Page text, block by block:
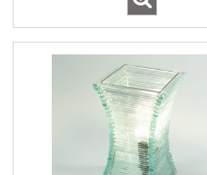
snów średnica 12 cm /
kolory